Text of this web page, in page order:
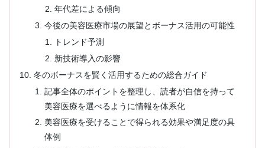
年代差による傾向
今後の美容医療市場の展望とボーナス活用の可能性
トレンド予測
新技術導入の影響
冬のボーナスを賢く活用するための総合ガイド
記事全体のポイントを整理し、読者が自信を持って
美容医療を選べるように情報を体系化
美容医療を受けることで得られる効果や満足度の具
体例